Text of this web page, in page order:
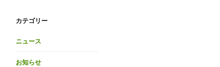
カテゴリー
ニュース
お知らせ